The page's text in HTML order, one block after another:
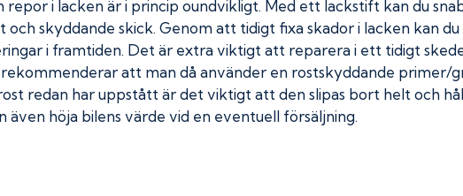
repor i lacken är i princip oundvikligt. Med ett lackstift kan du
och skyddande skick. Genom att tidigt fixa skador i lacken kan
i framtiden. Det är extra viktigt att reparera i ett tidigt
rekommenderar att man då använder en rostskyddande primer/
redan har uppstått är det viktigt att den slipas bort helt och
även höja bilens värde vid en eventuell försäljning.